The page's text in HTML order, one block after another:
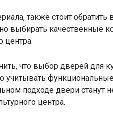
также стоит
выбирать качественные
центра.
что выбор дверей для
учитывать
подходе двери станут
центра.